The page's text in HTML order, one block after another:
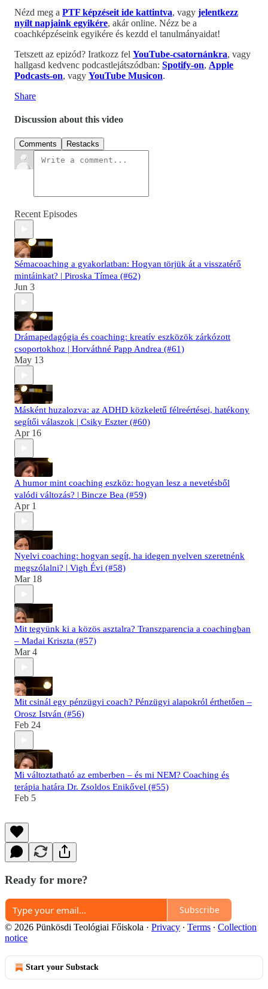
Nézd meg a PTF képzéseit ide kattintva, vagy jelentkezz
nyílt napjaink egyikére, akár online. Nézz be a
coachképzéseink egyikére és kezdd el tanulmányaidat!
Tetszett az epizód? Iratkozz fel YouTube-csatornánkra, vagy
hallgasd kedvenc podcastlejátszódban: Spotify-on, Apple
Podcasts-on, vagy YouTube Musicon.
Share
Discussion about this video
Comments Restacks
Recent Episodes
Sémacoaching a gyakorlatban: Hogyan törjük át a visszatérő
mintáinkat? | Piroska Tímea (#62)
Jun 3
Drámapedagógia és coaching: kreatív eszközök zárkózott
csoportokhoz | Horváthné Papp Andrea (#61)
May 13
Másként huzalozva: az ADHD közkeletű félreértései, hatékony
segítői válaszok | Csiky Eszter (#60)
Apr 16
A humor mint coaching eszköz: hogyan lesz a nevetésből
valódi változás? | Bincze Bea (#59)
Apr 1
Nyelvi coaching: hogyan segít, ha idegen nyelven szeretnénk
megszólalni? | Vigh Évi (#58)
Mar 18
Mit tegyünk ki a közös asztalra? Transzparencia a coachingban
– Madai Kriszta (#57)
Mar 4
Mit csinál egy pénzügyi coach? Pénzügyi alapokról érthetően –
Orosz István (#56)
Feb 24
Mi változtatható az emberben – és mi NEM? Coaching és
terápia határa Dr. Zsoldos Enikővel (#55)
Feb 5
Ready for more?
Subscribe
© 2026 Pünkösdi Teológiai Főiskola · Privacy ∙ Terms ∙ Collection
notice
Start your Substack